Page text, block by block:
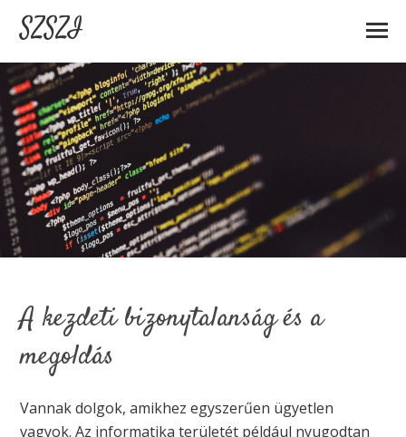
SZSZI
A kezdeti bizonytalanság és a
megoldás
Vannak dolgok, amikhez egyszerűen ügyetlen
vagyok. Az informatika területét például nyugodtan